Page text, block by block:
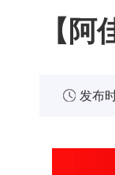
【
发布